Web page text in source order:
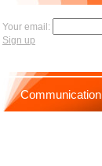
Your email:
Sign up
Communication